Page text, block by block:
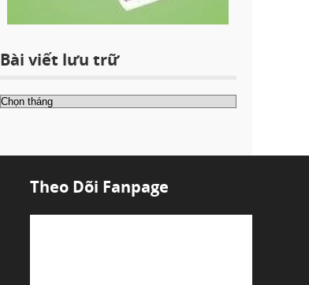
Bài viết lưu trữ
Theo Dõi Fanpage